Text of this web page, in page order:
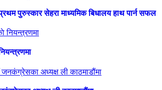
पुरुस्कार सेहरा माध्यमिक बिधालय हाथ पार्न सफल